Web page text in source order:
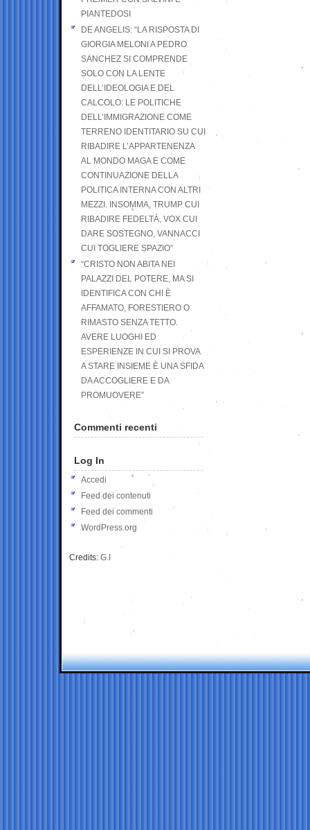
PIANTEDOSI
DE ANGELIS: “LA RISPOSTA DI
GIORGIA MELONI A PEDRO
SANCHEZ SI COMPRENDE
SOLO CON LA LENTE
DELL’IDEOLOGIA E DEL
CALCOLO: LE POLITICHE
DELL’IMMIGRAZIONE COME
TERRENO IDENTITARIO SU CUI
RIBADIRE L’APPARTENENZA
AL MONDO MAGA E COME
CONTINUAZIONE DELLA
POLITICA INTERNA CON ALTRI
MEZZI. INSOMMA, TRUMP CUI
RIBADIRE FEDELTÀ, VOX CUI
DARE SOSTEGNO, VANNACCI
CUI TOGLIERE SPAZIO”
“CRISTO NON ABITA NEI
PALAZZI DEL POTERE, MA SI
IDENTIFICA CON CHI È
AFFAMATO, FORESTIERO O
RIMASTO SENZA TETTO.
AVERE LUOGHI ED
ESPERIENZE IN CUI SI PROVA
A STARE INSIEME È UNA SFIDA
DA ACCOGLIERE E DA
PROMUOVERE”
Commenti recenti
Log In
Accedi
Feed dei contenuti
Feed dei commenti
WordPress.org
Credits: G.I